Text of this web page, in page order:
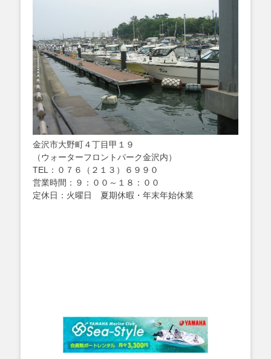
金沢市大野町４丁目甲１９
（ウォーターフロントパーク金沢内）
TEL：０７６（２１３）６９９０
営業時間：９：００～１８：００
定休日：火曜日 夏期休暇・年末年始休業